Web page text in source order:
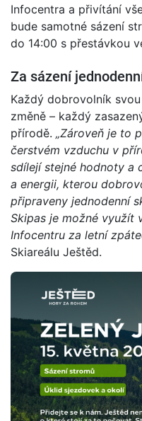
Infocentra a přivítání
bude samotné sázení
do 14:00 s přestávkou
Za sázení
Každý dobrovolník
změně – každý
přírodě. „Zároveň je to
čerstvém vzduchu v
sdílejí stejné hodnoty a
a energii, kterou
připraveny jednodenní
Skipas je možné využít
Infocentru za letní
Skiareálu Ještěd.